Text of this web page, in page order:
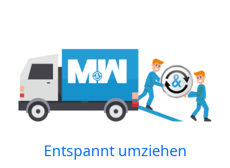
Entspannt umziehen